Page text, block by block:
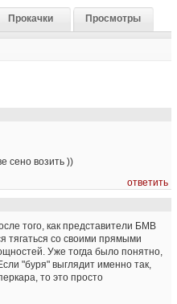
Прокачки Просмотры
сено возить ))
ответить
того, как представители БМВ
тягаться со своими прямыми
Уже тогда было понятно,
"буря" выглядит именно так,
то это просто